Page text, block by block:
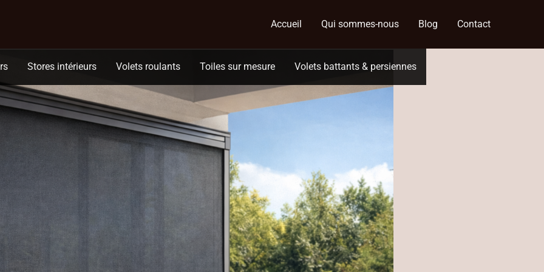
Accueil Qui sommes-nous Blog Contact
Stores intérieurs Volets roulants Toiles sur mesure Volets battants & persiennes